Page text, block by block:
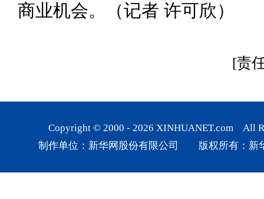
商业机会。（记者 许可欣）
[责
Copyright © 2000 - 2026 XINHUANET.com All
制作单位：新华网股份有限公司 版权所有：新